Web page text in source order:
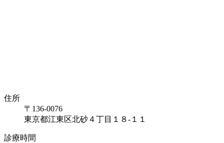
住所
〒136-0076
東京都江東区北砂４丁目１８-１１
診療時間